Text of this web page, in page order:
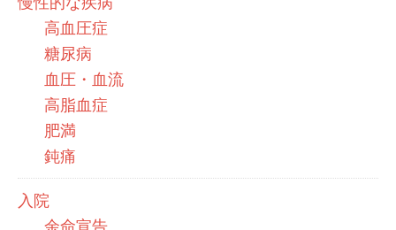
高血圧症
糖尿病
血圧・血流
高脂血症
肥満
鈍痛
入院
余命宣告